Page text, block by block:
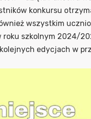
konkursu
wszystkim
roku szkolnym 2024/
edycjach w